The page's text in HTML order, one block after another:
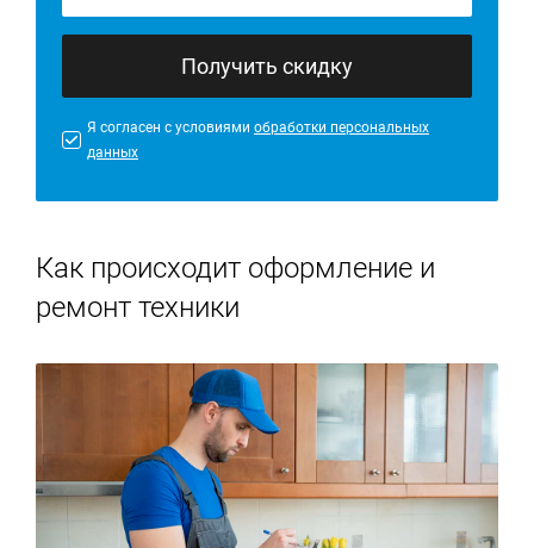
Получить скидку
Я согласен с условиями обработки персональных
данных
Как происходит оформление и
ремонт техники